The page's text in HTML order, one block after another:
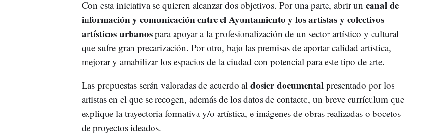
Con esta iniciativa se quieren alcanzar dos objetivos. Por una parte, abrir un canal de
información y comunicación entre el Ayuntamiento y los artistas y colectivos
artísticos urbanos para apoyar a la profesionalización de un sector artístico y cultural
que sufre gran precarización. Por otro, bajo las premisas de aportar calidad artística,
mejorar y amabilizar los espacios de la ciudad con potencial para este tipo de arte.
Las propuestas serán valoradas de acuerdo aldosier documental presentado por los
artistas en el que se recogen, además de los datos de contacto, un breve currículum que
explique la trayectoria formativa y/o artística, e imágenes de obras realizadas o bocetos
de proyectos ideados.